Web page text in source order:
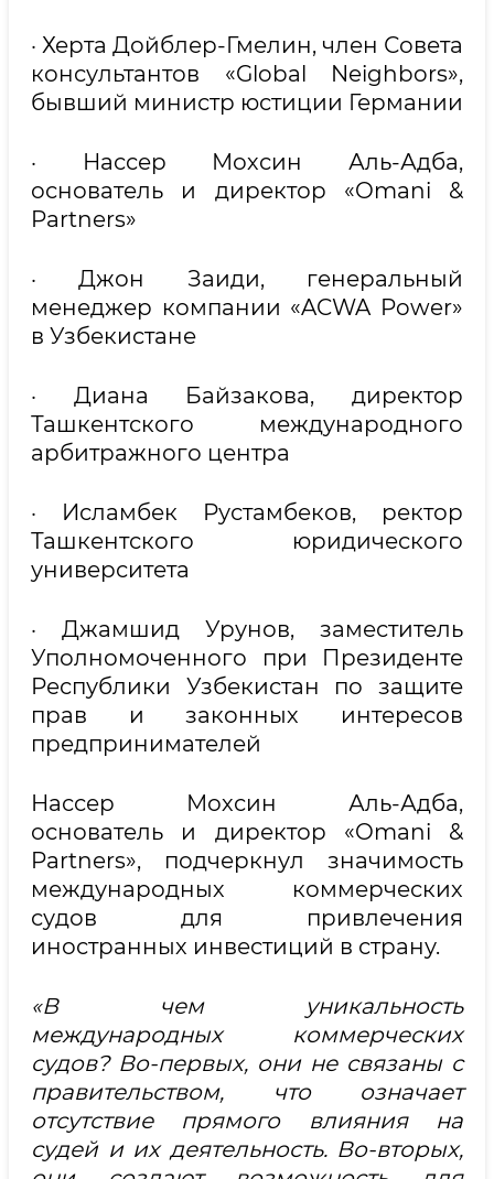
· Херта Дойблер-Гмелин, член Совета
консультантов «Global Neighbors»,
бывший министр юстиции Германии
· Нассер Мохсин Аль-Адба,
основатель и директор «Omani &
Partners»
· Джон Заиди, генеральный
менеджер компании «ACWA Power»
в Узбекистане
· Диана Байзакова, директор
Ташкентского международного
арбитражного центра
· Исламбек Рустамбеков, ректор
Ташкентского юридического
университета
· Джамшид Урунов, заместитель
Уполномоченного при Президенте
Республики Узбекистан по защите
прав и законных интересов
предпринимателей
Нассер Мохсин Аль-Адба,
основатель и директор «Omani &
Partners», подчеркнул значимость
международных коммерческих
судов для привлечения
иностранных инвестиций в страну.
«В чем уникальность
международных коммерческих
судов? Во-первых, они не связаны с
правительством, что означает
отсутствие прямого влияния на
судей и их деятельность. Во-вторых,